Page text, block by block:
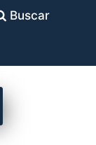
Buscar